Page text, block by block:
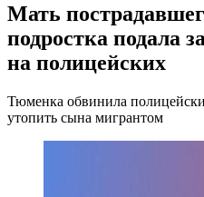
Мать
подростка подала
на полицейских
Тюменка обвинила
утопить сына мигрантом